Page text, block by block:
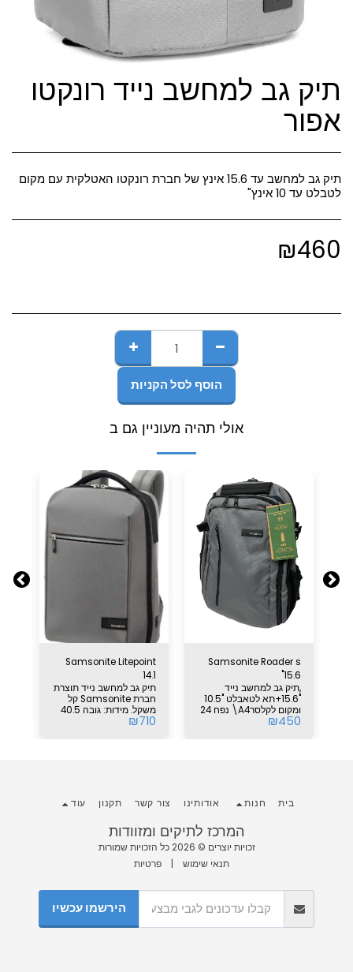
תיק גב למחשב נייד רונקטו
אפור
תיק גב למחשב עד 15.6 אינץ של חברת רונקטו האטלקית עם מקום
לטבלט עד 10 אינץ"
₪460
הוסף לסל הקניות
אולי תהיה מעוניין גם ב
Samsonite Roader s
15.6"
,תיק גב למחשב נייד
"15.6+תא לטאבלט "10.5
ומקום לקלסרA4\ נפח 24
₪450
Samsonite Litepoint
14.1
תיק גב למחשב נייד תוצרת
חברת Samsonite קל
משקל. מידות: גובה 40.5
₪710
המרכז לתיקים ומזוודות
זכויות יוצרים © 2026 כל הזכויות שמורות
תנאי שימוש |פרטיות
בית חנות אודותינו צור קשר תקנון עוד
הירשמו עכשיו